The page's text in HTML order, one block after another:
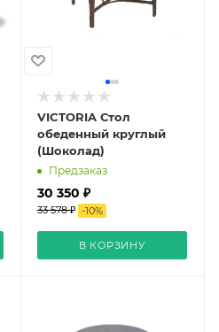
VICTORIA Стол
обеденный круглый
(Шоколад)
Предзаказ
30 350 ₽
33 578 ₽ -10%
В КОРЗИНУ